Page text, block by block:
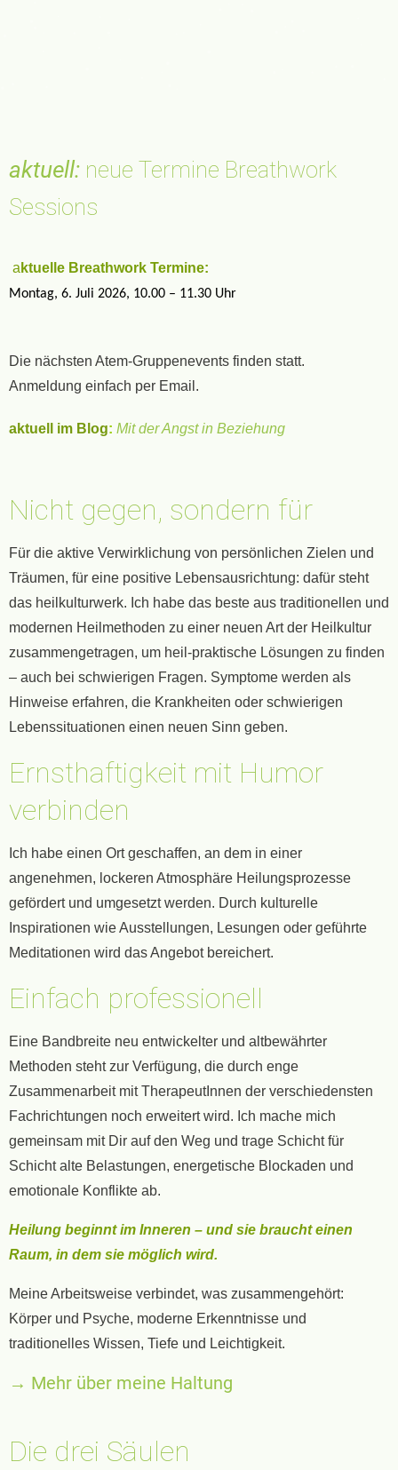
aktuell: neue Termine Breathwork
Sessions
a ktuelle Breathwork Termine:
Montag, 6. Juli 2026, 10.00 – 11.30 Uhr
Die nächsten Atem-Gruppenevents finden statt.
Anmeldung einfach per Email.
aktuell im Blog: Mit der Angst in Beziehung
Nicht gegen, sondern für
Für die aktive Verwirklichung von persönlichen Zielen und
Träumen, für eine positive Lebensausrichtung: dafür steht
das heilkulturwerk. Ich habe das beste aus traditionellen und
modernen Heilmethoden zu einer neuen Art der Heilkultur
zusammengetragen, um heil-praktische Lösungen zu finden
– auch bei schwierigen Fragen. Symptome werden als
Hinweise erfahren, die Krankheiten oder schwierigen
Lebenssituationen einen neuen Sinn geben.
Ernsthaftigkeit mit Humor
verbinden
Ich habe einen Ort geschaffen, an dem in einer
angenehmen, lockeren Atmosphäre Heilungsprozesse
gefördert und umgesetzt werden. Durch kulturelle
Inspirationen wie Ausstellungen, Lesungen oder geführte
Meditationen wird das Angebot bereichert.
Einfach professionell
Eine Bandbreite neu entwickelter und altbewährter
Methoden steht zur Verfügung, die durch enge
Zusammenarbeit mit TherapeutInnen der verschiedensten
Fachrichtungen noch erweitert wird. Ich mache mich
gemeinsam mit Dir auf den Weg und trage Schicht für
Schicht alte Belastungen, energetische Blockaden und
emotionale Konflikte ab.
Heilung beginnt im Inneren – und sie braucht einen
Raum, in dem sie möglich wird.
Meine Arbeitsweise verbindet, was zusammengehört:
Körper und Psyche, moderne Erkenntnisse und
traditionelles Wissen, Tiefe und Leichtigkeit.
→ Mehr über meine Haltung
Die drei Säulen